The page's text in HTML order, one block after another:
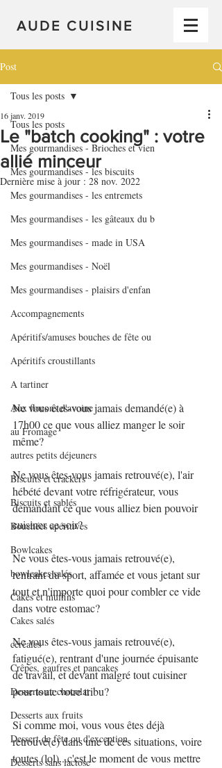
AUDE CUISINE
Post
Tous les posts
Mes gourmandises - Brioches et vien
Mes gourmandises - les biscuits
Mes gourmandises - les entremets
Mes gourmandises - les gâteaux du b
Mes gourmandises - made in USA
Mes gourmandises - Noël
Mes gourmandises - plaisirs d'enfan
Accompagnements
Apéritifs/amuses bouches de fête ou
Apéritifs croustillants
A tartiner
Aux flocons d'avoine
au Fromage
autres petits déjeuners
Biscuits et crackers
Biscuits et sablés
Bouchées apéritives
Bowlcakes
bowlcakes salés
Cakes et muffins
Cakes salés
céréales
Crêpes, gaufres et pancakes
Desserts au chocolat
Desserts aux fruits
Dessert de fête ou d'exception
Desserts sans lactose
Tous les posts
Le "batch cooking" : votre
allié minceur
16 janv. 2019
Dernière mise à jour : 28 nov. 2022
Ne vous êtes-vous jamais demandé(e) à
17h00 ce que vous alliez manger le soir
même?
Ne vous êtes-vous jamais retrouvé(e), l'air
hébété devant votre réfrigérateur, vous
demandant ce que vous alliez bien pouvoir
cuisiner ce soir?
Ne vous êtes-vous jamais retrouvé(e),
rentrant du sport, affamée et vous jetant sur
tout et n'importe quoi pour combler ce vide
dans votre estomac?
Ne vous êtes-vous jamais retrouvé(e),
fatigué(e), rentrant d'une journée épuisante
de travail, et devant malgré tout cuisiner
pour toute votre tribu?
Si comme moi, vous vous êtes déjà
retrouvé(e) dans une de ces situations, voire
toutes (lol)...c'est le moment de vous mettre